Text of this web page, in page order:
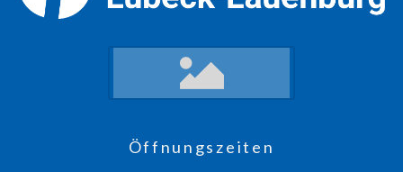
Öffnungszeiten